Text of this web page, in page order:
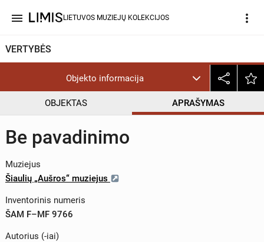
menu LIETUVOS MUZIEJŲ KOLEKCIJOS more_vert
VERTYBĖS
Objekto informacija
OBJEKTAS APRAŠYMAS
Be pavadinimo
Muziejus
Šiaulių „Aušros“ muziejus
Inventorinis numeris
ŠAM F–MF 9766
Autorius (-iai)